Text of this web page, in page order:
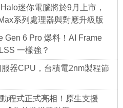
迷你電腦將於9月上市，
系列處理器與對應升級版
Gen 6 Pro 爆料！AI Frame
一樣強？
器CPU，台積電2nm製程節
程式正式亮相！原生支援